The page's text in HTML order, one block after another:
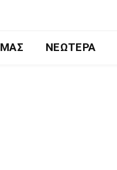
ΝΕΏΤΕΡΑ